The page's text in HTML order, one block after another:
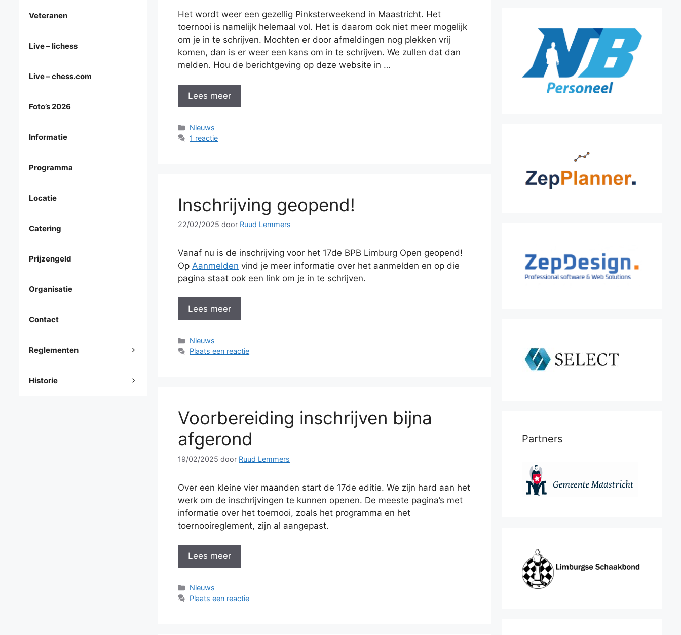
Het wordt weer een gezellig Pinksterweekend in Maastricht. Het
toernooi is namelijk helemaal vol. Het is daarom ook niet meer mogelijk
om je in te schrijven. Mochten er door afmeldingen nog plekken vrij
komen, dan is er weer een kans om in te schrijven. We zullen dat dan
melden. Hou de berichtgeving op deze website in …
Lees meer
Categorieën
Nieuws
1 reactie
Inschrijving geopend!
22/02/2025 door Ruud Lemmers
Vanaf nu is de inschrijving voor het 17de BPB Limburg Open geopend!
Op Aanmelden vind je meer informatie over het aanmelden en op die
pagina staat ook een link om je in te schrijven.
Lees meer
Categorieën
Nieuws
Plaats een reactie
Voorbereiding inschrijven bijna
afgerond
19/02/2025 door Ruud Lemmers
Over een kleine vier maanden start de 17de editie. We zijn hard aan het
werk om de inschrijvingen te kunnen openen. De meeste pagina’s met
informatie over het toernooi, zoals het programma en het
toernooireglement, zijn al aangepast.
Lees meer
Categorieën
Nieuws
Plaats een reactie
Veteranen
Live – lichess
Live – chess.com
Foto’s 2026
Informatie
Programma
Locatie
Catering
Prijzengeld
Organisatie
Contact
Reglementen
Historie
Partners